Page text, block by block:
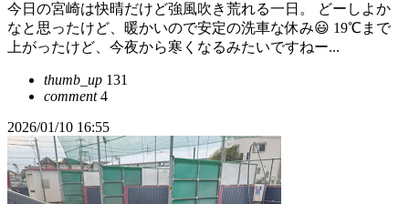
今日の宮崎は快晴だけど強風吹き荒れる一日。 どーしよか
なと思ったけど、暖かいので安定の洗車な休み😃 19℃まで
上がったけど、今夜から寒くなるみたいですねー...
thumb_up 131
comment4
2026/01/10 16:55